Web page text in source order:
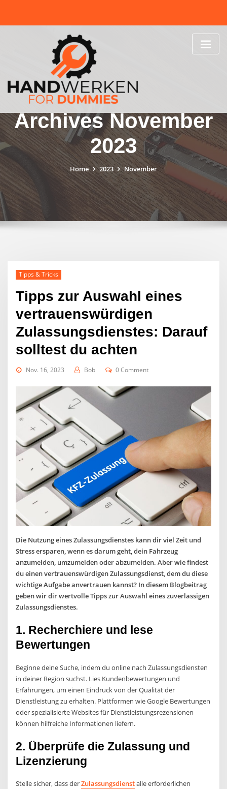
content
Archives November
2023
Home 2023 November
Tipps & Tricks
Tipps zur Auswahl eines
vertrauenswürdigen
Zulassungsdienstes: Darauf
solltest du achten
Nov. 16, 2023 Bob 0 Comment
Die Nutzung eines Zulassungsdienstes kann dir viel Zeit und
Stress ersparen, wenn es darum geht, dein Fahrzeug
anzumelden, umzumelden oder abzumelden. Aber wie findest
du einen vertrauenswürdigen Zulassungsdienst, dem du diese
wichtige Aufgabe anvertrauen kannst? In diesem Blogbeitrag
geben wir dir wertvolle Tipps zur Auswahl eines zuverlässigen
Zulassungsdienstes.
1. Recherchiere und lese
Bewertungen
Beginne deine Suche, indem du online nach Zulassungsdiensten
in deiner Region suchst. Lies Kundenbewertungen und
Erfahrungen, um einen Eindruck von der Qualität der
Dienstleistung zu erhalten. Plattformen wie Google Bewertungen
oder spezialisierte Websites für Dienstleistungsrezensionen
können hilfreiche Informationen liefern.
2. Überprüfe die Zulassung und
Lizenzierung
Stelle sicher, dass derZulassungsdienstalle erforderlichen